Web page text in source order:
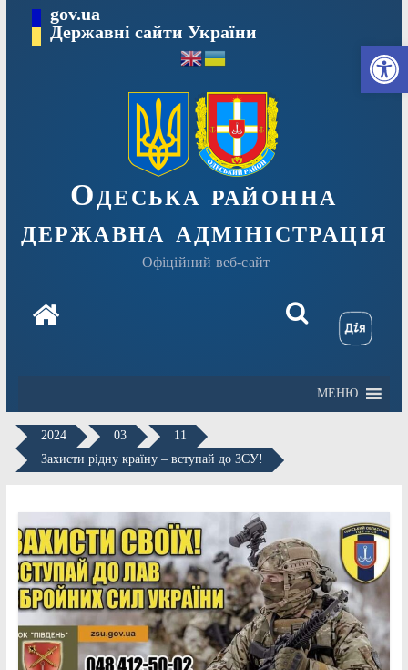
Перейтиgov.ua
Державні сайти України
Одеська районна
державна адміністрація
Офіційний веб-сайт
МЕНЮ
2024 03
11
Захисти рідну країну – вступай до ЗСУ!